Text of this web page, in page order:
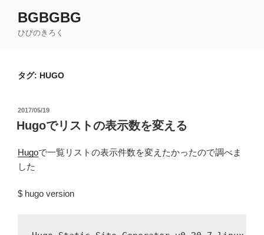
BGBGBG
ひびのきろく
タグ: HUGO
投
稿
日:
2017/05/19
Hugoでリストの表示数を変える
Hugoで一覧リストの表示件数を変えたかったので調べま
した
$ hugo version